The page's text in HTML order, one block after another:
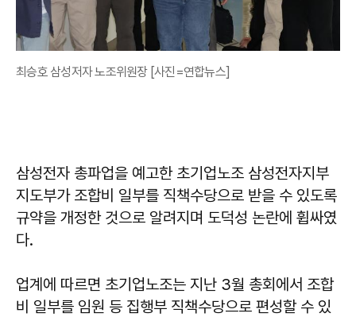
최승호 삼성저자 노조위원장 [사진=연합뉴스]
삼성전자 총파업을 예고한 초기업노조 삼성전자지부
지도부가 조합비 일부를 직책수당으로 받을 수 있도록
규약을 개정한 것으로 알려지며 도덕성 논란에 휩싸였
다.
업계에 따르면 초기업노조는 지난 3월 총회에서 조합
비 일부를 임원 등 집행부 직책수당으로 편성할 수 있